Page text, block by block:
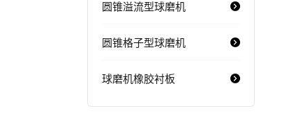
圆锥溢流型球磨机
圆锥格子型球磨机
球磨机橡胶衬板